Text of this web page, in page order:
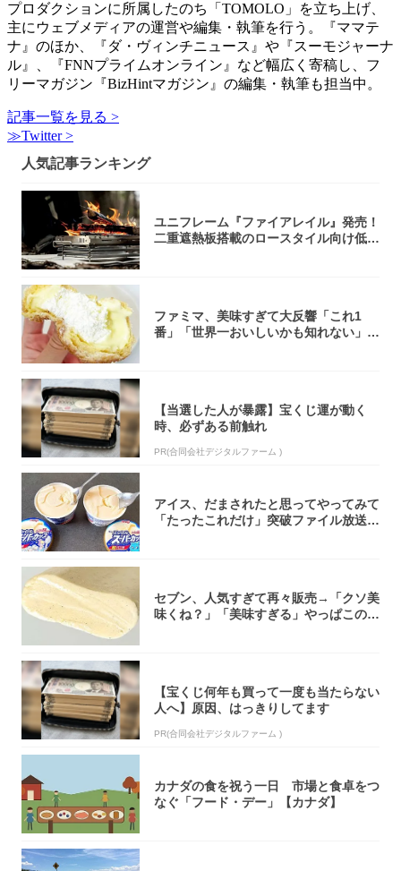
プロダクションに所属したのち「TOMOLO」を立ち上げ、
主にウェブメディアの運営や編集・執筆を行う。『ママテ
ナ』のほか、『ダ・ヴィンチニュース』や『スーモジャーナ
ル』、『FNNプライムオンライン』など幅広く寄稿し、フ
リーマガジン『BizHintマガジン』の編集・執筆も担当中。
記事一覧を見る >
≫Twitter >
人気記事ランキング
ユニフレーム『ファイアレイル』発売！
二重遮熱板搭載のロースタイル向け低型
ファミマ、美味すぎて大反響「これ1
番」「世界一おいしいかも知れない」
【当選した人が暴露】宝くじ運が動く
時、必ずある前触れ
PR(合同会社デジタルファーム )
アイス、だまされたと思ってやってみて
「たったこれだけ」突破ファイル放送で
セブン、人気すぎて再々販売→「クソ美
味くね？」「美味すぎる」やっぱこのク
【宝くじ何年も買って一度も当たらない
人へ】原因、はっきりしてます
PR(合同会社デジタルファーム )
カナダの食を祝う一日 市場と食卓をつ
なぐ「フード・デー」【カナダ】